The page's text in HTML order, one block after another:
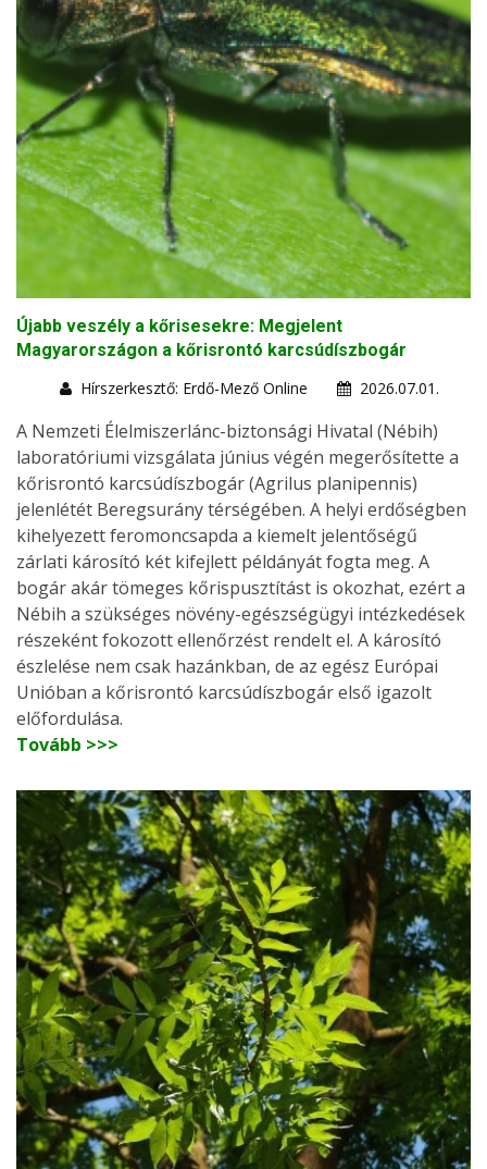
Újabb veszély a kőrisesekre: Megjelent
Magyarországon a kőrisrontó karcsúdíszbogár
Hírszerkesztő: Erdő-Mező Online
2026.07.01.
A Nemzeti Élelmiszerlánc-biztonsági Hivatal (Nébih)
laboratóriumi vizsgálata június végén megerősítette a
kőrisrontó karcsúdíszbogár (Agrilus planipennis)
jelenlétét Beregsurány térségében. A helyi erdőségben
kihelyezett feromoncsapda a kiemelt jelentőségű
zárlati károsító két kifejlett példányát fogta meg. A
bogár akár tömeges kőrispusztítást is okozhat, ezért a
Nébih a szükséges növény-egészségügyi intézkedések
részeként fokozott ellenőrzést rendelt el. A károsító
észlelése nem csak hazánkban, de az egész Európai
Unióban a kőrisrontó karcsúdíszbogár első igazolt
előfordulása.
Tovább >>>